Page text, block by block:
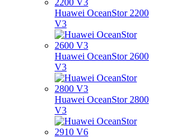
Huawei OceanStor 2200
V3
Huawei OceanStor 2600
V3
Huawei OceanStor 2800
V3